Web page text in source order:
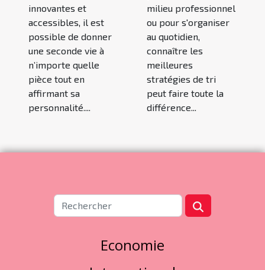
innovantes et
accessibles, il est
possible de donner
une seconde vie à
n’importe quelle
pièce tout en
affirmant sa
personnalité....
milieu professionnel
ou pour s'organiser
au quotidien,
connaître les
meilleures
stratégies de tri
peut faire toute la
différence...
Economie